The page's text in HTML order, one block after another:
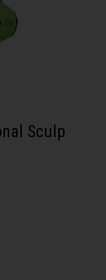
Sculp